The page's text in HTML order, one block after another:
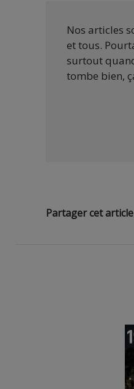
Nos articles
et tous.
surtout
tombe bien,
Partager cet